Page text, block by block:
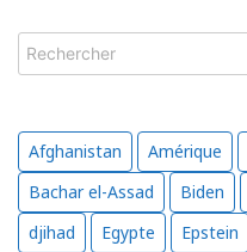
Rechercher
Afghanistan Amérique
Bachar el-Assad
Biden
djihad
Egypte Epstein